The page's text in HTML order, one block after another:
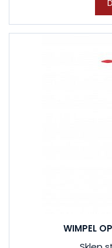
WIMPEL